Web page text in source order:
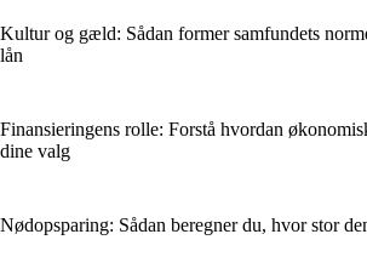
Kultur og gæld: Sådan former samfundets
lån
Finansieringens rolle: Forstå hvordan
dine valg
Nødopsparing: Sådan beregner du, hvor stor